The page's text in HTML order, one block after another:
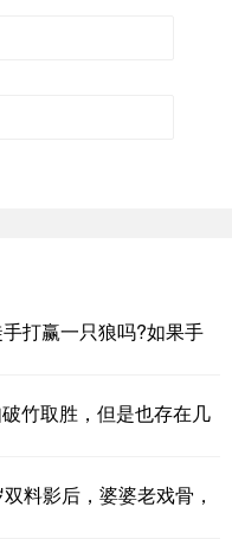
打赢一只狼吗?如果手
竹取胜，但是也存在几
料影后，婆婆老戏骨，